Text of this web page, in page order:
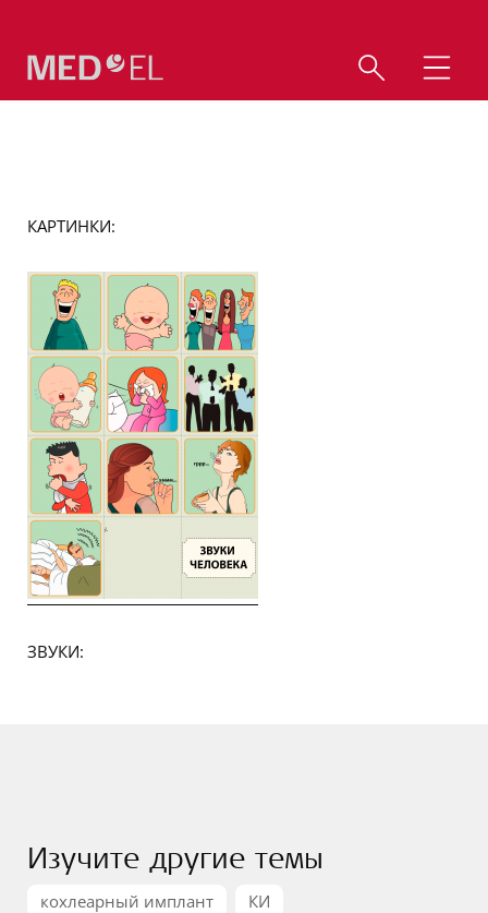
КАРТИНКИ:
ЗВУКИ:
Изучите другие темы
кохлеарный имплант
КИ